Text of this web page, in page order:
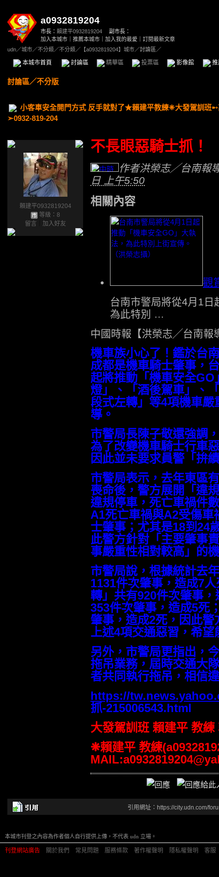
a0932819204
市長： 賴建平0932819204
副市長：
加入本城市
推薦本城市 加入我的最愛
訂閱最新文章
udn／城市／不分類 ／不分類 ／ 【a0932819204】城市／討論區／
本城市首頁 討論區 精華區 投票區 影像館
討論區／不分版
小客車安全開門方式 反手就對了★賴建平教練❈大發駕訓班
➣0932-819-204
賴建平0932819204
等級：8
留言
加入好友
不長眼惡騎士抓！
作者洪榮志╱台南報
日 上午5:50
相關內容
觀
台南市警局將從4月1日
為此特別 …
中國時報【洪榮志╱台南報
機車族小心了！鑑於台
成都是機車騎士肇事，
起將推動「機車安全
燈」、「酒後駕車」、
段式左轉」等4項機車
導。
市警局長陳子敬還強調
為了改變機車騎士行車
因此並未要求員警「拚
市警局表示，去年東區
喪命後，警方展開「違
違規停車，死亡車禍件
A1死亡車禍與A2受傷車
士肇事；尤其是18到24
此警方針對「主要肇事
事嚴重性相對較高」的
市警局說，根據統計去
1131件次肇事，造成7
轉」共有920件次肇事
353件次肇事，造成5死
肇事，造成2死，因此
上述4項交通惡習，希
另外，市警局更指出，
拖吊業務，屆時交通大
者共同執行拖吊，相信
https://
抓-215006543.html
大發駕訓班 賴建平 教練
❋賴建平 教練
引用網址：https://city.udn.com/
本城市刊登之內容為作者個人自行提供上傳，不代表 udn 立場。
刊登網站廣告 關於我們 常見問題 服務條款 著作權聲明 隱私權聲明 客服